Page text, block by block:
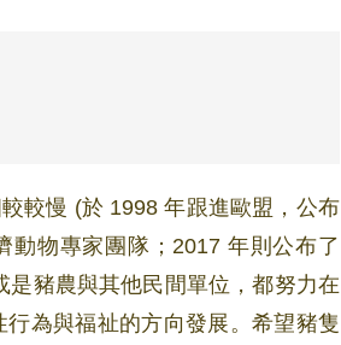
物專家團隊；2017 年則公布了
是豬農與其他民間單位，都努力在
為與福祉的方向發展。希望豬隻